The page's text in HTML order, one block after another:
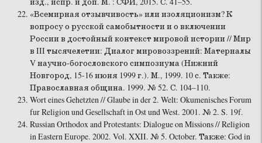
изд., испр. и доп. М. : СФИ, 2015. С. 41–55.
«Всемирная отзывчивость» или изоляционизм? К
вопросу о русской самобытности и о включении
России в достойный контекст мировой истории // Мир
в III тысячелетии: Диалог мировоззрений: Материалы
V научно-богословского симпозиума (Нижний
Новгород, 15-16 июня 1999 г.). М., 1999. 10 с. Также:
Православная община. 1999. № 52. С. 104–110.
Wort eines Gehetzten // Glaube in der 2. Welt: Okumenisches Forum
fur Religion und Gesellschaft in Ost und West. 2001. № 2. S. 19f.
Russian Orthodox and Protestants: Dialogue on Missions // Religion
in Eastern Europe. 2002. Vol. XXII. № 5. October. Также: God in